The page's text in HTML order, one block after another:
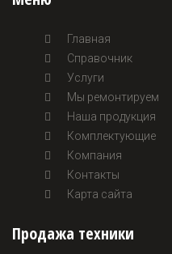
Главная
Справочник
Услуги
Мы ремонтируем
Наша продукция
Комплектующие
Компания
Контакты
Карта сайта
Продажа техники